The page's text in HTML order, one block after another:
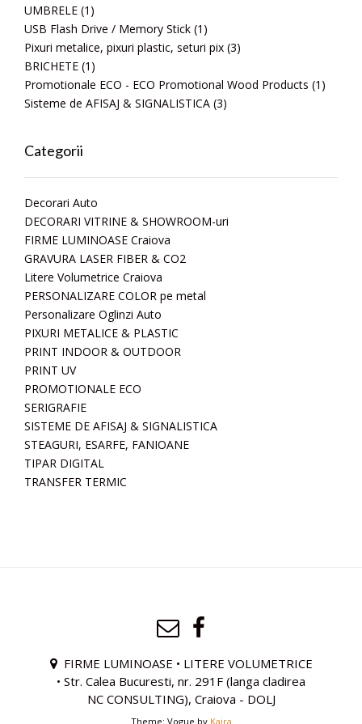
UMBRELE (1)
USB Flash Drive / Memory Stick (1)
Pixuri metalice, pixuri plastic, seturi pix (3)
BRICHETE (1)
Promotionale ECO - ECO Promotional Wood Products (1)
Sisteme de AFISAJ & SIGNALISTICA (3)
Categorii
Decorari Auto
DECORARI VITRINE & SHOWROOM-uri
FIRME LUMINOASE Craiova
GRAVURA LASER FIBER & CO2
Litere Volumetrice Craiova
PERSONALIZARE COLOR pe metal
Personalizare Oglinzi Auto
PIXURI METALICE & PLASTIC
PRINT INDOOR & OUTDOOR
PRINT UV
PROMOTIONALE ECO
SERIGRAFIE
SISTEME DE AFISAJ & SIGNALISTICA
STEAGURI, ESARFE, FANIOANE
TIPAR DIGITAL
TRANSFER TERMIC
FIRME LUMINOASE • LITERE VOLUMETRICE
• Str. Calea Bucuresti, nr. 291F (langa cladirea
NC CONSULTING), Craiova - DOLJ
Theme: Vogue by Kaira